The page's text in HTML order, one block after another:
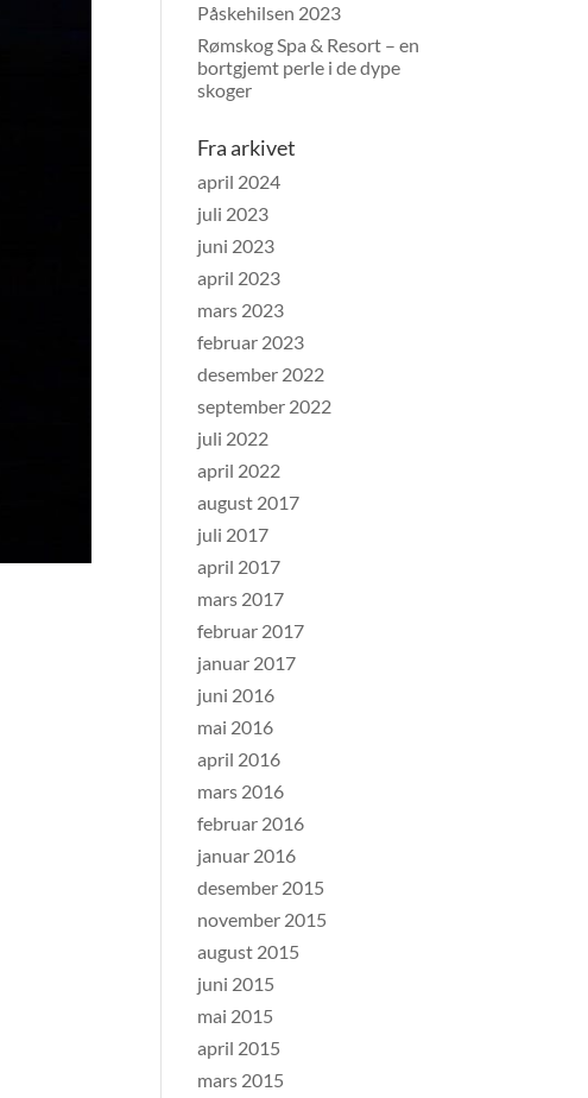
Påskehilsen 2023
Rømskog Spa & Resort – en
bortgjemt perle i de dype
skoger
Fra arkivet
april 2024
juli 2023
juni 2023
april 2023
mars 2023
februar 2023
desember 2022
september 2022
juli 2022
april 2022
august 2017
juli 2017
april 2017
mars 2017
februar 2017
januar 2017
juni 2016
mai 2016
april 2016
mars 2016
februar 2016
januar 2016
desember 2015
november 2015
august 2015
juni 2015
mai 2015
april 2015
mars 2015